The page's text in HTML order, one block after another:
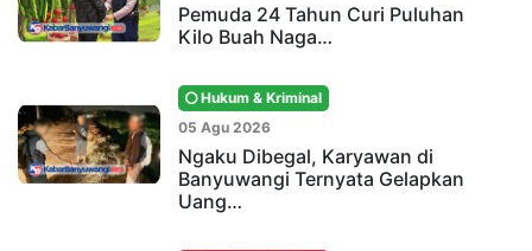
Pemuda 24 Tahun Curi Puluhan
Kilo Buah Naga…
Hukum & Kriminal
05 Agu 2026
Ngaku Dibegal, Karyawan di
Banyuwangi Ternyata Gelapkan
Uang…